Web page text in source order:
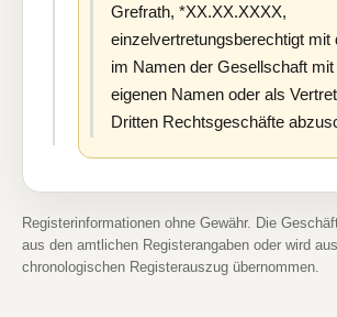
Grefrath, *XX.XX.XXXX,
einzelvertretungsberechtigt mit
im Namen der Gesellschaft
eigenen Namen oder als
Dritten Rechtsgeschäfte
Registerinformationen ohne Gewähr. Die
aus den amtlichen Registerangaben oder wird
chronologischen Registerauszug übernommen.